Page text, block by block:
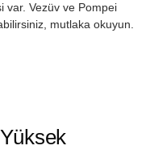
var. Vezüv ve Pompei
mutlaka okuyun.